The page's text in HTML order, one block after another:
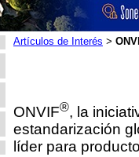
Artículos de Interés >
ONVIF®, la
estandarización
líder para